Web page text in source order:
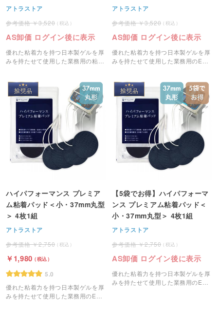
4枚1組
アトラストア
3,520
AS卸価 ログイン後に表示
優れた粘着力を持つ日本製ゲルを厚
みを持たせて使用した業務用の粘着
アトラストア
3,520
AS卸価 ログイン後に表示
優れた粘着力を持つ日本製ゲルを厚
みを持たせて使用した業務用のEMS
ハイパフォーマンス プレミア
ム粘着パッド＜小・37mm丸型
＞ 4枚1組
アトラストア
2,750
1,980
5.0
優れた粘着力を持つ日本製ゲルを厚
みを持たせて使用した業務用のEMS
【5袋でお得】ハイパフォーマ
ンス プレミアム粘着パッド＜
小・37mm丸型＞ 4枚1組
アトラストア
2,750
AS卸価 ログイン後に表示
優れた粘着力を持つ日本製ゲルを厚
みを持たせて使用した業務用のEMS